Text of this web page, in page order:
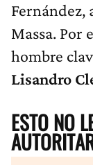
Fernández,
Massa. Por
hombre
Lisandro
ESTO NO